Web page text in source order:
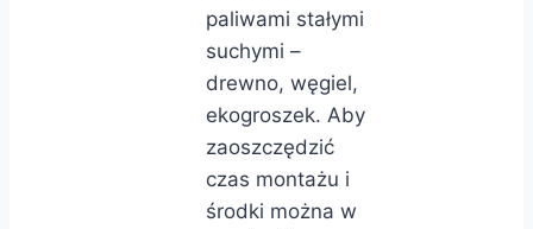
paliwami stałymi
suchymi –
drewno, węgiel,
ekogroszek. Aby
zaoszczędzić
czas montażu i
środki można w